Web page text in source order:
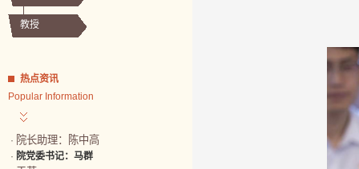
教授
热点资讯
Popular Information
· 院长助理：陈中高
· 院党委书记：马群